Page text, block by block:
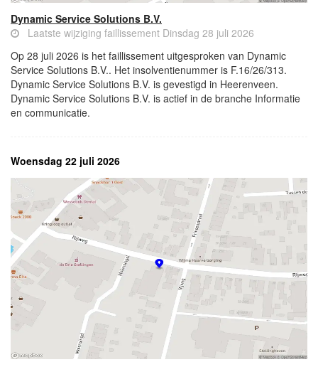
Dynamic Service Solutions B.V.
Laatste wijziging faillissement Dinsdag 28 juli 2026
Op 28 juli 2026 is het faillissement uitgesproken van Dynamic
Service Solutions B.V.. Het insolventienummer is F.16/26/313.
Dynamic Service Solutions B.V. is gevestigd in Heerenveen.
Dynamic Service Solutions B.V. is actief in de branche Informatie
en communicatie.
Woensdag 22 juli 2026